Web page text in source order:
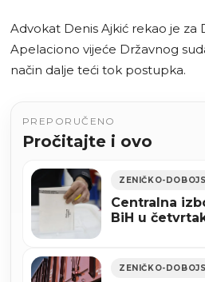
Advokat Denis Ajkić rekao je za
Apelaciono vijeće Državnog
način dalje teći tok postupka.
PREPORUČENO
Pročitajte i ovo
Centralna
BiH u